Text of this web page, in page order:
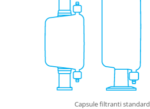
Capsule filtranti standard